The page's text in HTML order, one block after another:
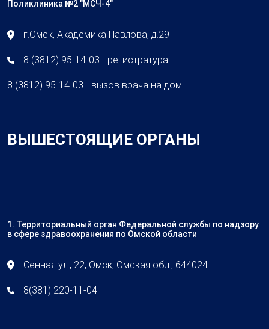
Поликлиника №2 "МСЧ-4"
г.Омск, Академика Павлова, д.29
8 (3812) 95-14-03 - регистратура
8 (3812) 95-14-03 - вызов врача на дом
ВЫШЕСТОЯЩИЕ ОРГАНЫ
1. Территориальный орган Федеральной службы по надзору
в сфере здравоохранения по Омской области
Сенная ул., 22, Омск, Омская обл., 644024
8(381) 220-11-04